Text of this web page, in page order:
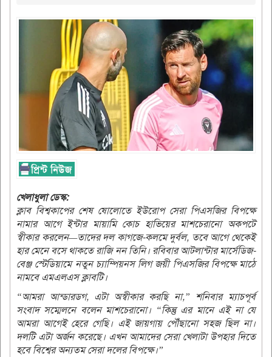
খেলাধুলা ডেস্ক:
ক্লাব বিশ্বকাপের শেষ ষোলোতে ইউরোপ সেরা পিএসজির বিপক্ষে
নামার আগে ইন্টার মায়ামি কোচ হাভিয়ের মাশচেরানো অকপটে
স্বীকার করলেন—তাদের দল কাগজে-কলমে দুর্বল, তবে আগে থেকেই
হার মেনে বসে থাকতে রাজি নন তিনি। রবিবার আটলান্টার মার্সেডিজ-
বেঞ্জ স্টেডিয়ামে নতুন চ্যাম্পিয়নস লিগ জয়ী পিএসজির বিপক্ষে মাঠে
নামবে এমএলএস ক্লাবটি।
“আমরা আন্ডারডগ, এটা অস্বীকার করছি না,” শনিবার ম্যাচপূর্ব
সংবাদ সম্মেলনে বলেন মাশচেরানো। “কিন্তু এর মানে এই না যে
আমরা আগেই হেরে গেছি। এই জায়গায় পৌঁছানো সহজ ছিল না।
দলটি এটা অর্জন করেছে। এখন আমাদের সেরা খেলাটা উপহার দিতে
হবে বিশ্বের অন্যতম সেরা দলের বিপক্ষে।”